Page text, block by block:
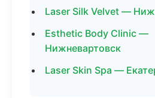
Laser Silk Velvet —
Esthetic Body Clinic —
Нижневартовск
Laser Skin Spa —